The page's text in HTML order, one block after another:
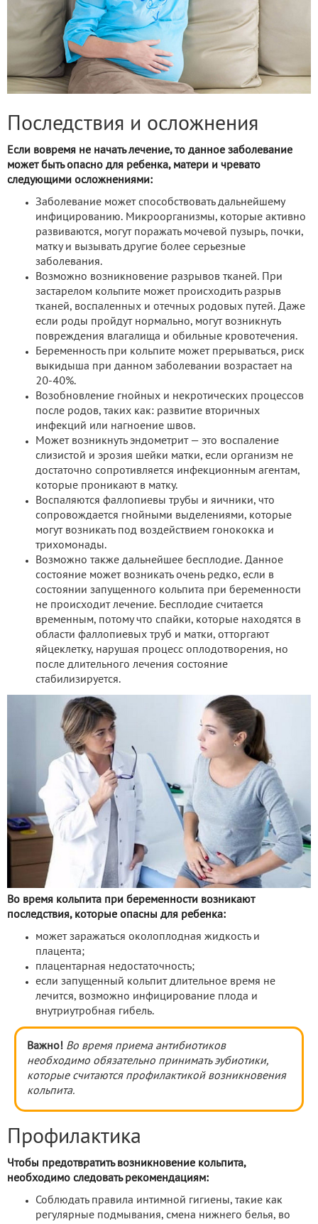
Последствия и осложнения
Если вовремя не начать лечение, то данное заболевание
может быть опасно для ребенка, матери и чревато
следующими осложнениями:
Заболевание может способствовать дальнейшему
инфицированию. Микроорганизмы, которые активно
развиваются, могут поражать мочевой пузырь, почки,
матку и вызывать другие более серьезные
заболевания.
Возможно возникновение разрывов тканей. При
застарелом кольпите может происходить разрыв
тканей, воспаленных и отечных родовых путей. Даже
если роды пройдут нормально, могут возникнуть
повреждения влагалища и обильные кровотечения.
Беременность при кольпите может прерываться, риск
выкидыша при данном заболевании возрастает на
20-40%.
Возобновление гнойных и некротических процессов
после родов, таких как: развитие вторичных
инфекций или нагноение швов.
Может возникнуть эндометрит — это воспаление
слизистой и эрозия шейки матки, если организм не
достаточно сопротивляется инфекционным агентам,
которые проникают в матку.
Воспаляются фаллопиевы трубы и яичники, что
сопровождается гнойными выделениями, которые
могут возникать под воздействием гонококка и
трихомонады.
Возможно также дальнейшее бесплодие. Данное
состояние может возникать очень редко, если в
состоянии запущенного кольпита при беременности
не происходит лечение. Бесплодие считается
временным, потому что спайки, которые находятся в
области фаллопиевых труб и матки, отторгают
яйцеклетку, нарушая процесс оплодотворения, но
после длительного лечения состояние
стабилизируется.
Во время кольпита при беременности возникают
последствия, которые опасны для ребенка:
может заражаться околоплодная жидкость и
плацента;
плацентарная недостаточность;
если запущенный кольпит длительное время не
лечится, возможно инфицирование плода и
внутриутробная гибель.
Важно! Во время приема антибиотиков
необходимо обязательно принимать эубиотики,
которые считаются профилактикой возникновения
кольпита.
Профилактика
Чтобы предотвратить возникновение кольпита,
необходимо следовать рекомендациям:
Соблюдать правила интимной гигиены, такие как
регулярные подмывания, смена нижнего белья, во